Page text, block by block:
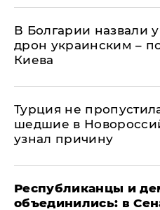
В Болгарии назвали
дрон украинским –
Киева
Турция не
шедшие в
узнал причину
Республиканцы и
объединились: в